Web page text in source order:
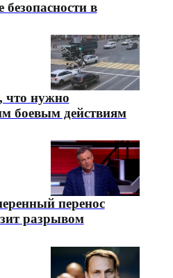
безопасности в
нужно
боевым действиям
перенос
разрывом